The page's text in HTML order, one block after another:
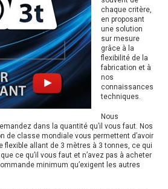
chaque critère,
en proposant
une solution
sur mesure
grâce à la
flexibilité de la
fabrication et à
nos
connaissances
techniques.
Nous
dans la quantité qu’il vous faut. Nos
de classe mondiale vous permettent d’avoir
flexible allant de 3 mètres à 3 tonnes, ce qui
ce qu’il vous faut et n’avez pas à acheter
minimum qu’exigent les autres